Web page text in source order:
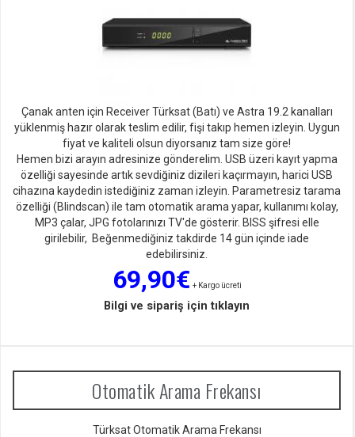
Çanak anten için Receiver Türksat (Batı) ve Astra 19.2 kanalları
yüklenmiş hazır olarak teslim edilir, fişi takıp hemen izleyin. Uygun
fiyat ve kaliteli olsun diyorsanız tam size göre!
Hemen bizi arayın adresinize gönderelim. USB üzeri kayıt yapma
özelliği sayesinde artık sevdiğiniz dizileri kaçırmayın, harici USB
cihazına kaydedin istediğiniz zaman izleyin. Parametresiz tarama
özelliği (Blindscan) ile tam otomatik arama yapar, kullanımı kolay,
MP3 çalar, JPG fotolarınızı TV'de gösterir. BISS şifresi elle
girilebilir, Beğenmediğiniz takdirde 14 gün içinde iade
edebilirsiniz.
69,90€ + Kargo ücreti
Bilgi ve sipariş için tıklayın
Otomatik Arama Frekansı
Türksat Otomatik Arama Frekansı